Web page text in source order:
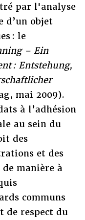
par l'analyse
d’un objet
: le
– Ein
: Entstehung,
mai 2009).
à l’adhésion
au sein du
des
et des
manière à
communs
de respect du